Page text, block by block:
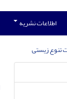
اطلاعات نشریه